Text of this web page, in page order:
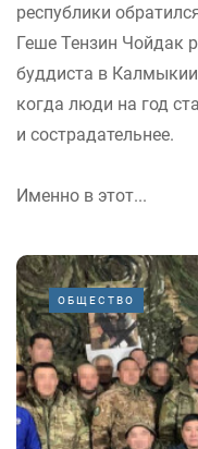
республики
Геше Тензин Чойдак
буддиста в
когда люди на год
и сострадательнее.
Именно в этот...
ОБЩЕСТВО